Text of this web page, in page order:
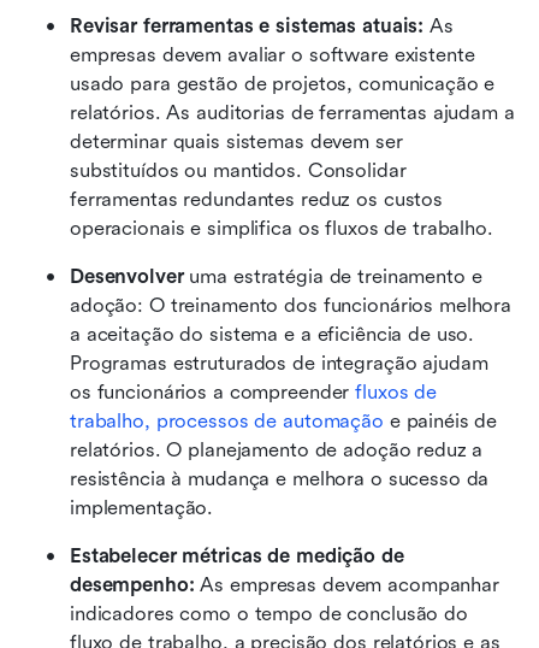
Revisar ferramentas e sistemas atuais: As
empresas devem avaliar o software existente
usado para gestão de projetos, comunicação e
relatórios. As auditorias de ferramentas ajudam a
determinar quais sistemas devem ser
substituídos ou mantidos. Consolidar
ferramentas redundantes reduz os custos
operacionais e simplifica os fluxos de trabalho.
Desenvolver uma estratégia de treinamento e
adoção: O treinamento dos funcionários melhora
a aceitação do sistema e a eficiência de uso.
Programas estruturados de integração ajudam
os funcionários a compreender fluxos de
trabalho, processos de automação e painéis de
relatórios. O planejamento de adoção reduz a
resistência à mudança e melhora o sucesso da
implementação.
Estabelecer métricas de medição de
desempenho: As empresas devem acompanhar
indicadores como o tempo de conclusão do
fluxo de trabalho, a precisão dos relatórios e as